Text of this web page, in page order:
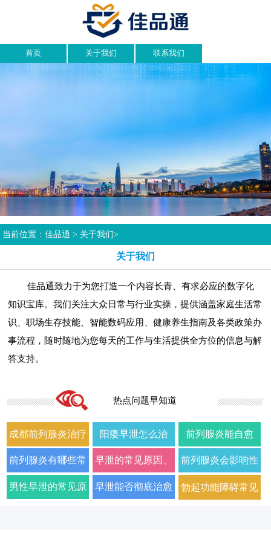
首页 关于我们 联系我们
当前位置：佳品通 > 关于我们>
关于我们
佳品通致力于为您打造一个内容长青、有求必应的数字化
知识宝库。我们关注大众日常与行业实操，提供涵盖家庭生活常
识、职场生存技能、智能数码应用、健康养生指南及各类政策办
事流程，随时随地为您每天的工作与生活提供全方位的信息与解
答支持。
热点问题早知道
成都前列腺炎治疗
哪家男科医院好
2026年口碑推荐
阳痿早泄怎么治
疗？2026年男科专
家详解病因与科学
前列腺炎能自愈
吗？2026年科学治
疗方法与日常护理
前列腺炎有哪些常
见症状以及如何科
早泄的常见原因、
症状及改善方法全
前列腺炎会影响性
生活质量和性功能
男性早泄的常见原 早泄能否彻底治愈 勃起功能障碍常见